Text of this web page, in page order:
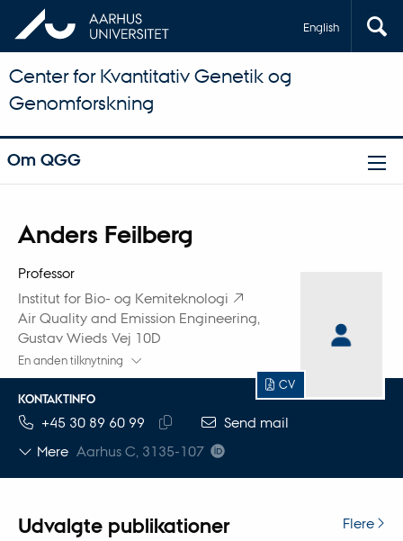
English
Center for Kvantitativ Genetik og
Genomforskning
Om QGG
Anders Feilberg
Titel
Professor
Institut for Bio- og Kemiteknologi
Air Quality and Emission Engineering,
Gustav Wieds Vej 10D
En anden tilknytning
CV
KONTAKTINFO
TELEFONNUMMER
+45 30 89 60 99
Kopier
MAILADRESSE
Send mail
Mere Aarhus C, 3135-107
Udvalgte publikationer Flere